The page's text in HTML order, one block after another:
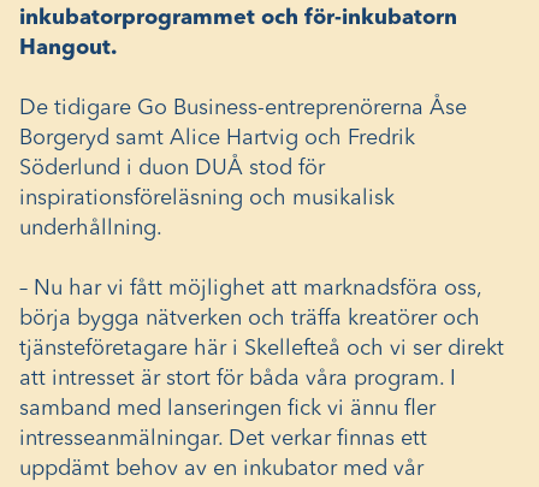
inkubatorprogrammet och för-inkubatorn
Hangout.
De tidigare Go Business-entreprenörerna Åse
Borgeryd samt Alice Hartvig och Fredrik
Söderlund i duon DUÅ stod för
inspirationsföreläsning och musikalisk
underhållning.
– Nu har vi fått möjlighet att marknadsföra oss,
börja bygga nätverken och träffa kreatörer och
tjänsteföretagare här i Skellefteå och vi ser direkt
att intresset är stort för båda våra program. I
samband med lanseringen fick vi ännu fler
intresseanmälningar. Det verkar finnas ett
uppdämt behov av en inkubator med vår